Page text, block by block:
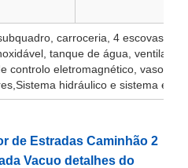
carroceria, 4 escovas de
tanque de água, ventilador
controlo eletromagnético, vaso de
hidráulico e sistema
de Estradas Caminhão 2
Vacuo detalhes do